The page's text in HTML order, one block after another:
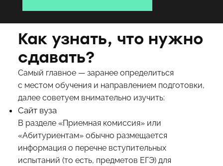
Как узнать, что нужно
сдавать?
Самый главное — заранее определиться
с местом обучения и направлением подготовки,
далее советуем внимательно изучить:
Сайт вуза
В разделе «Приемная комиссия» или
«Абитуриентам» обычно размещается
информация о перечне вступительных
испытаний (то есть, предметов ЕГЭ) для